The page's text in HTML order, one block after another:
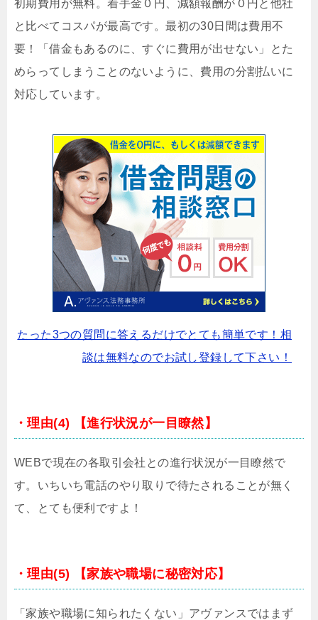
初期費用が無料。着手金０円、減額報酬が０円と他社
と比べてコスパが最高です。最初の30日間は費用不
要！「借金もあるのに、すぐに費用が出せない」とた
めらってしまうことのないように、費用の分割払いに
対応しています。
たった3つの質問に答えるだけでとても簡単です！相
談は無料なのでお試し登録して下さい！
・理由(4) 【進行状況が一目瞭然】
WEBで現在の各取引会社との進行状況が一目瞭然で
す。いちいち電話のやり取りで待たされることが無く
て、とても便利ですよ！
・理由(5) 【家族や職場に秘密対応】
「家族や職場に知られたくない」アヴァンスではまず